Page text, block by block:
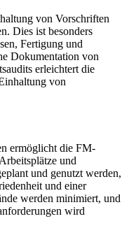
von Vorschriften
Dies ist besonders
Fertigung und
Dokumentation von
erleichtert die
von
ermöglicht die FM-
und
und genutzt werden,
und einer
werden minimiert, und
wird